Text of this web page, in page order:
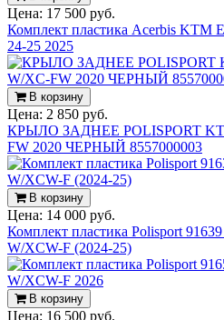
Цена: 17 500 руб.
Комплект пластика Acerbis KTM
24-25 2025
В корзину
Цена: 2 850 руб.
КРЫЛО ЗАДНЕЕ POLISPORT
FW 2020 ЧЕРНЫЙ 8557000003
В корзину
Цена: 14 000 руб.
Комплект пластика Polisport
W/XCW-F (2024-25)
В корзину
Цена: 16 500 руб.